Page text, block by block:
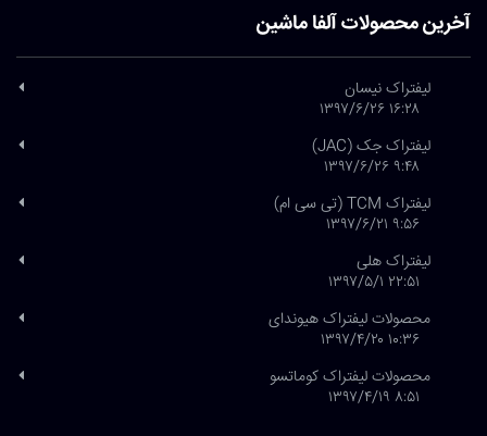
آخرین محصولات آلفا ماشین
لیفتراک نیسان
۱۶:۲۸ ۱۳۹۷/۶/۲۶
لیفتراک جک (JAC)
۹:۴۸ ۱۳۹۷/۶/۲۶
لیفتراک TCM (تی سی ام)
۹:۵۶ ۱۳۹۷/۶/۲۱
لیفتراک هلی
۲۲:۵۱ ۱۳۹۷/۵/۱
محصولات لیفتراک هیوندای
۱۰:۳۶ ۱۳۹۷/۴/۲۰
محصولات لیفتراک کوماتسو
۸:۵۱ ۱۳۹۷/۴/۱۹